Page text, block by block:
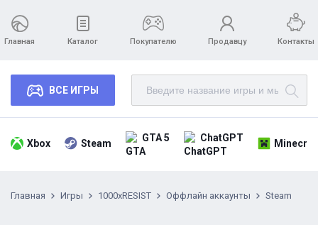
Главная Каталог Покупателю Продавцу Контакты
ВСЕ ИГРЫ
Xbox Steam GTA 5 ChatGPT
Главная Игры 1000xRESIST Оффлайн аккаунты Steam